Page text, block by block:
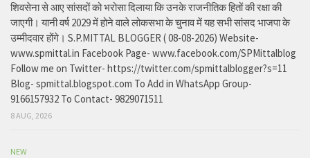
शिवसेना से आए सांसदों को भरोसा दिलाया कि उनके राजनीतिक हितों की रक्षा की
जाएगी। यानी वर्ष 2029 में होने वाले लोकसभा के चुनाव में यह सभी सांसद भाजपा के
उम्मीदवार होंगे। S.P.MITTAL BLOGGER ( 08-08-2026) Website-
www.spmittal.in Facebook Page- www.facebook.com/SPMittalblog
Follow me on Twitter- https://twitter.com/spmittalblogger?s=11
Blog- spmittal.blogspot.com To Add in WhatsApp Group-
9166157932 To Contact- 9829071511
8 AUG, 2026
NEW